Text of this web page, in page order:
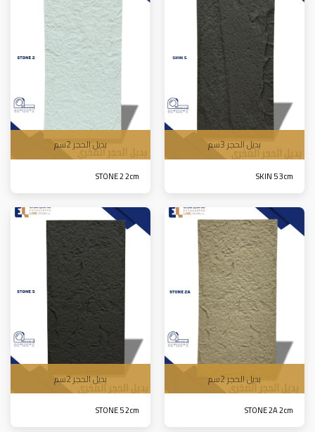
بديل الحجر 3سم
SKIN 5 3cm
بديل الحجر 2سم
STONE 2 2cm
بديل الحجر 2سم
STONE 2A 2cm
بديل الحجر 2سم
STONE 5 2cm